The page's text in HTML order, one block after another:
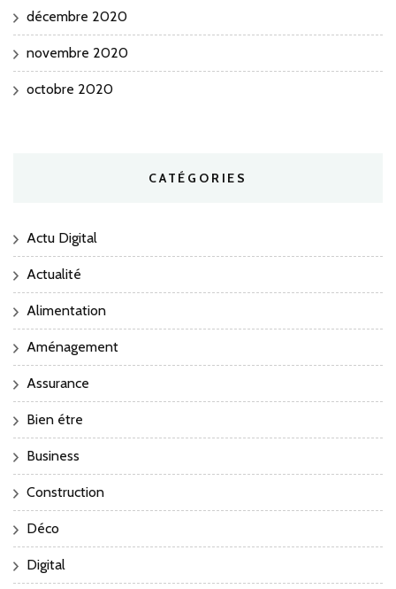
décembre 2020
novembre 2020
octobre 2020
CATÉGORIES
Actu Digital
Actualité
Alimentation
Aménagement
Assurance
Bien étre
Business
Construction
Déco
Digital